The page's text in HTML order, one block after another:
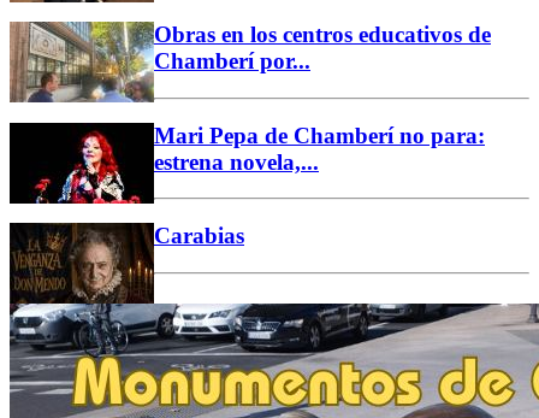
Obras en los centros educativos de
Chamberí por...
Mari Pepa de Chamberí no para:
estrena novela,...
Carabias